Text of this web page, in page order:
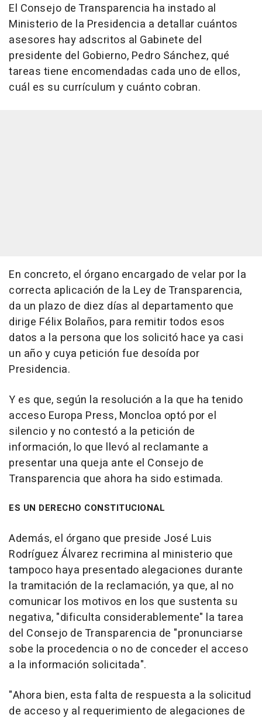
El Consejo de Transparencia ha instado al
Ministerio de la Presidencia a detallar cuántos
asesores hay adscritos al Gabinete del
presidente del Gobierno, Pedro Sánchez, qué
tareas tiene encomendadas cada uno de ellos,
cuál es su currículum y cuánto cobran.
En concreto, el órgano encargado de velar por la
correcta aplicación de la Ley de Transparencia,
da un plazo de diez días al departamento que
dirige Félix Bolaños, para remitir todos esos
datos a la persona que los solicitó hace ya casi
un año y cuya petición fue desoída por
Presidencia.
Y es que, según la resolución a la que ha tenido
acceso Europa Press, Moncloa optó por el
silencio y no contestó a la petición de
información, lo que llevó al reclamante a
presentar una queja ante el Consejo de
Transparencia que ahora ha sido estimada.
ES UN DERECHO CONSTITUCIONAL
Además, el órgano que preside José Luis
Rodríguez Álvarez recrimina al ministerio que
tampoco haya presentado alegaciones durante
la tramitación de la reclamación, ya que, al no
comunicar los motivos en los que sustenta su
negativa, "dificulta considerablemente" la tarea
del Consejo de Transparencia de "pronunciarse
sobe la procedencia o no de conceder el acceso
a la información solicitada".
"Ahora bien, esta falta de respuesta a la solicitud
de acceso y al requerimiento de alegaciones de